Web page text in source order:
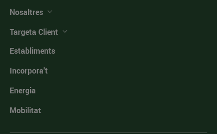
Nosaltres
Targeta Client
Establiments
Incorpora't
Energia
Mobilitat